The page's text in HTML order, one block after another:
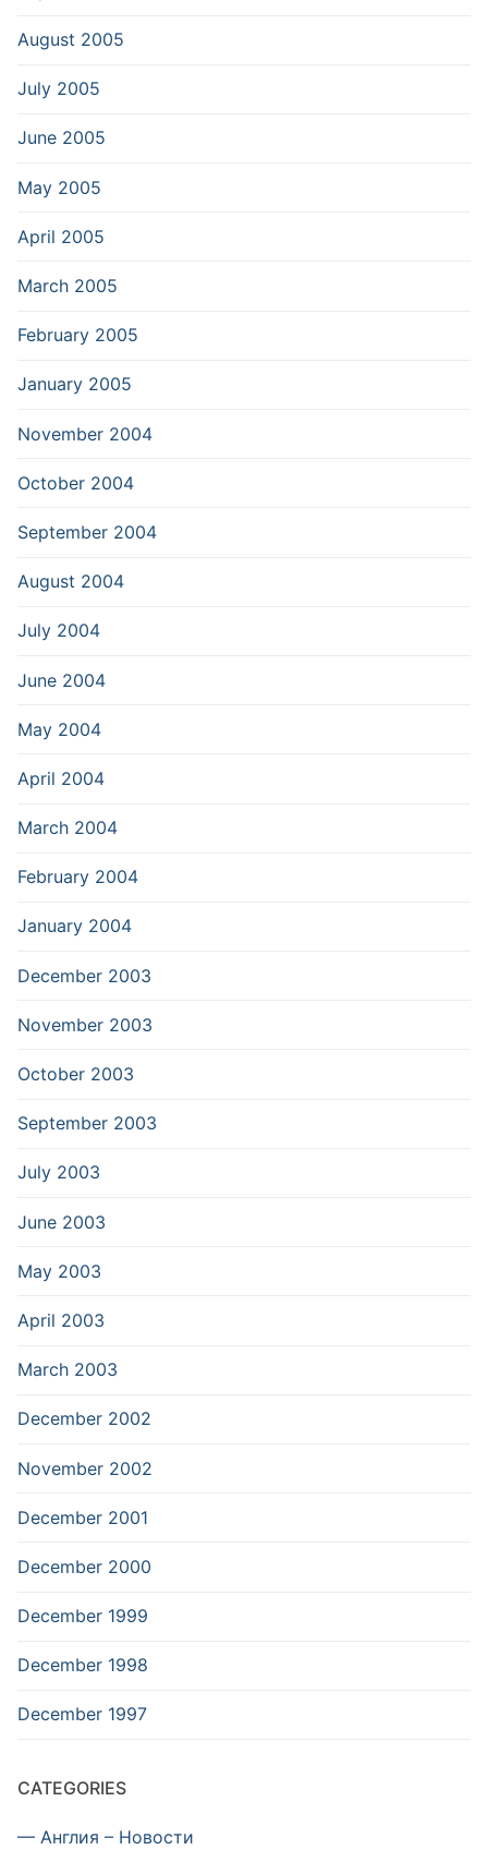
August 2005
July 2005
June 2005
May 2005
April 2005
March 2005
February 2005
January 2005
November 2004
October 2004
September 2004
August 2004
July 2004
June 2004
May 2004
April 2004
March 2004
February 2004
January 2004
December 2003
November 2003
October 2003
September 2003
July 2003
June 2003
May 2003
April 2003
March 2003
December 2002
November 2002
December 2001
December 2000
December 1999
December 1998
December 1997
CATEGORIES
— Англия – Новости